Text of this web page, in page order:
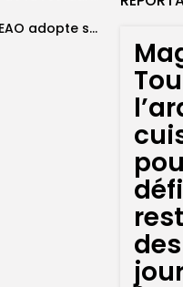
des
Politique de la jeunesse : la CEDEAO adopte son plan d’actions stratégiques...